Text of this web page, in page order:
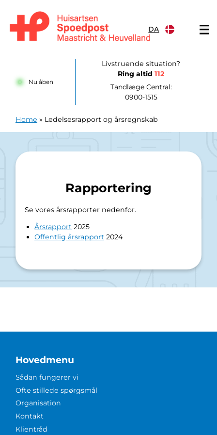
DA
Nu åben
Livstruende situation?
Ring altid112
Tandlæge Central:
0900-1515
Home » Ledelsesrapport og årsregnskab
Rapportering
Se vores årsrapporter nedenfor.
Årsrapport 2025
Offentlig årsrapport 2024
Hovedmenu
Sådan fungerer vi
Ofte stillede spørgsmål
Organisation
Kontakt
Klientråd